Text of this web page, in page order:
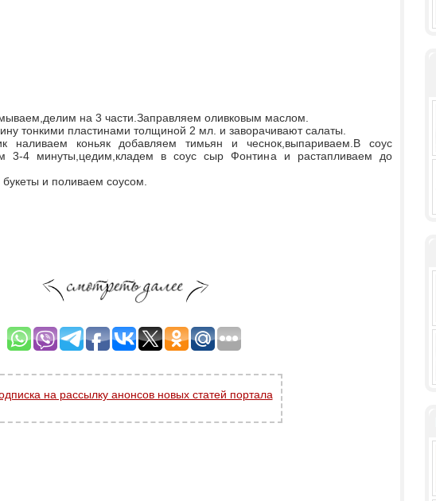
на 3 части.Заправляем оливковым маслом.
тонкими пластинами толщиной 2 мл. и заворачивают салаты.
наливаем коньяк добавляем тимьян и чеснок,выпариваем.В соус
3-4 минуты,цедим,кладем в соус сыр Фонтина и растапливаем до
и поливаем соусом.
на рассылку анонсов новых статей портала